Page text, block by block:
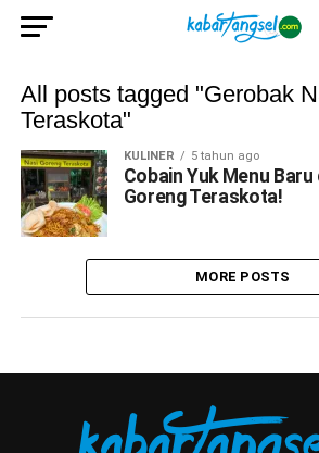
All posts tagged "Gerobak
Teraskota"
KULINER 5 tahun ago
Cobain Yuk Menu
Goreng Teraskota!
MORE POSTS